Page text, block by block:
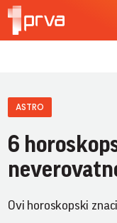
ASTRO
6
Ovi horoskopski